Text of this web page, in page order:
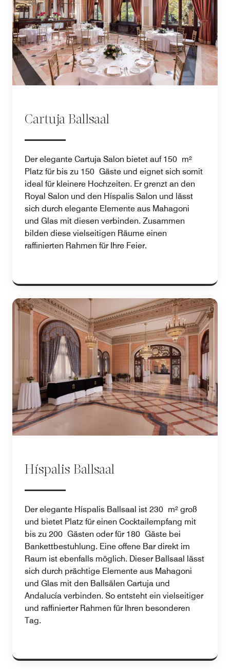
Cartuja Ballsaal
Der elegante Cartuja Salon bietet auf 150 m²
Platz für bis zu 150 Gäste und eignet sich somit
ideal für kleinere Hochzeiten. Er grenzt an den
Royal Salon und den Híspalis Salon und lässt
sich durch elegante Elemente aus Mahagoni
und Glas mit diesen verbinden. Zusammen
bilden diese vielseitigen Räume einen
raffinierten Rahmen für Ihre Feier.
Híspalis Ballsaal
Der elegante Híspalis Ballsaal ist 230 m² groß
und bietet Platz für einen Cocktailempfang mit
bis zu 200 Gästen oder für 180 Gäste bei
Bankettbestuhlung. Eine offene Bar direkt im
Raum ist ebenfalls möglich. Dieser Ballsaal lässt
sich durch prächtige Elemente aus Mahagoni
und Glas mit den Ballsälen Cartuja und
Andalucía verbinden. So entsteht ein vielseitiger
und raffinierter Rahmen für Ihren besonderen
Tag.